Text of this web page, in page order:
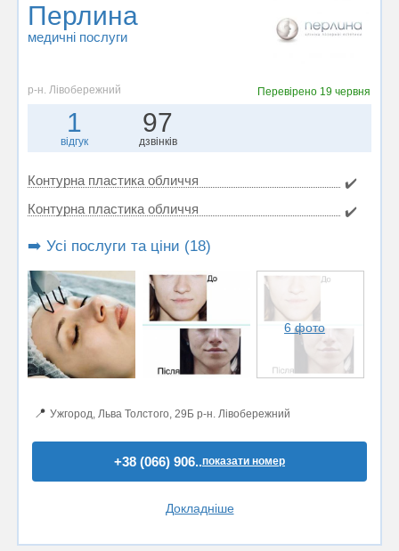
Перлина
медичні послуги
р-н. Лівобережний Перевірено 19 червня
1
відгук
97
дзвінків
Контурна пластика обличчя
✔️
Контурна пластика обличчя
✔️
➡️ Усі послуги та ціни (18)
6 фото
📍 Ужгород, Льва Толстого, 29Б р-н. Лівобережний
+38 (066) 906..показати номер
Докладніше